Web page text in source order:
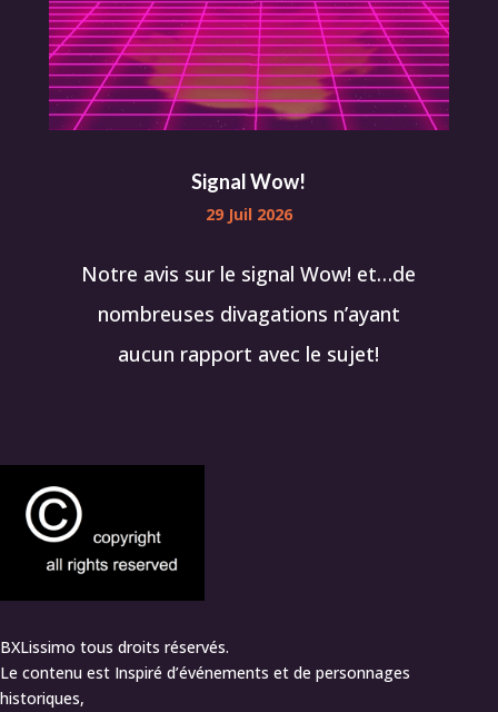
Signal Wow!
29 Juil 2026
Notre avis sur le signal Wow! et…de
nombreuses divagations n’ayant
aucun rapport avec le sujet!
BXLissimo tous droits réservés.
Le contenu est Inspiré d’événements et de personnages
historiques,